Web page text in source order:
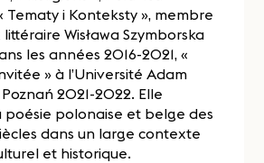
Tematy i Konteksty », membre
Wisława Szymborska
les années 2016-2021, «
» à l’Université Adam
2021-2022. Elle
poésie polonaise et belge des
dans un large contexte
et historique.